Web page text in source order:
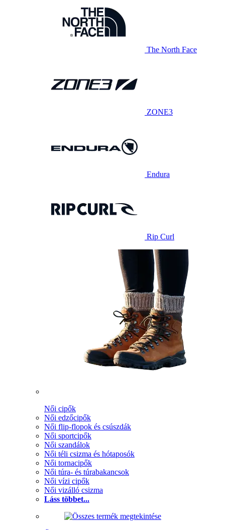
The North Face
ZONE3
Endura
Rip Curl
Női cipők
Női edzőcipők
Női flip-flopok és csúszdák
Női sportcipők
Női szandálok
Női téli csizma és hótaposók
Női tornacipők
Női túra- és túrabakancsok
Női vízi cipők
Női vizálló csizma
Láss többet...